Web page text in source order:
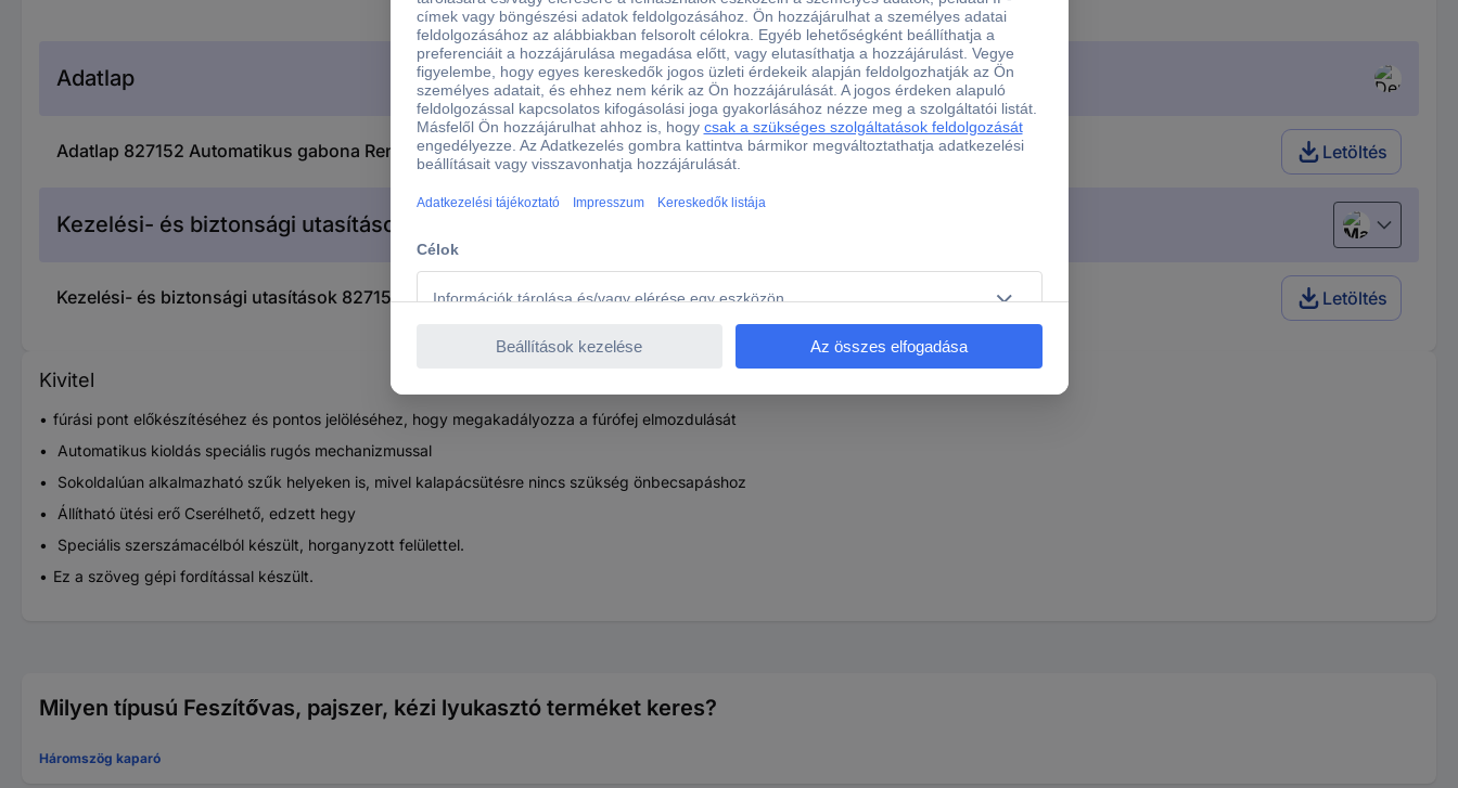
Adatlap
Adatlap 827152 Automatikus gabona Rennsteig Werkzeuge R430 129 (Ø x Ma) 18 mm x 95 mm Letöltés
Kezelési- és biztonsági utasítások Magyar
Kezelési- és biztonsági utasítások 827152 Automatikus gabona Rennsteig Werkzeuge R430 129 (Ø x Ma) 18 mm x 95 mm Letöltés
Kivitel
fúrási pont előkészítéséhez és pontos jelöléséhez, hogy megakadályozza a fúrófej elmozdulását
Automatikus kioldás speciális rugós mechanizmussal
Sokoldalúan alkalmazható szűk helyeken is, mivel kalapácsütésre nincs szükség önbecsapáshoz
Állítható ütési erő Cserélhető, edzett hegy
Speciális szerszámacélból készült, horganyzott felülettel.
Ez a szöveg gépi fordítással készült.
Milyen típusú Feszítővas, pajszer, kézi lyukasztó terméket keres?
Háromszög kaparó